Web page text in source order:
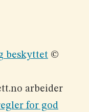
beskyttet©
arbeider
for god